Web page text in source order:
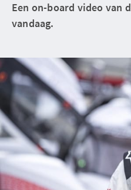
Een on-board video van
vandaag.